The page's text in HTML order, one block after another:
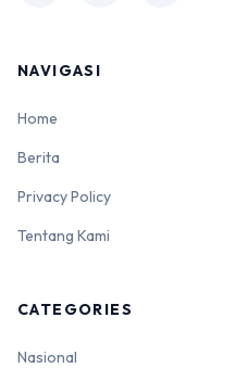
NAVIGASI
Home
Berita
Privacy Policy
Tentang Kami
CATEGORIES
Nasional